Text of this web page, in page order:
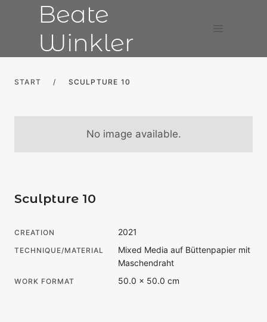
Beate
Winkler
START / SCULPTURE 10
No image available.
Sculpture 10
CREATION 2021
TECHNIQUE/MATERIAL
Mixed Media auf Büttenpapier mit
Maschendraht
WORK FORMAT 50.0 × 50.0 cm